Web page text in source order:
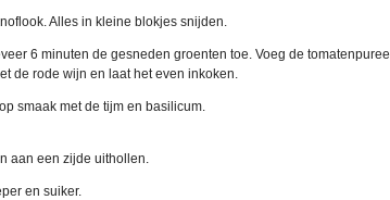
Alles in kleine blokjes snijden.
6 minuten de gesneden groenten toe. Voeg de tomatenpuree
de rode wijn en laat het even inkoken.
smaak met de tijm en basilicum.
aan een zijde uithollen.
en suiker.